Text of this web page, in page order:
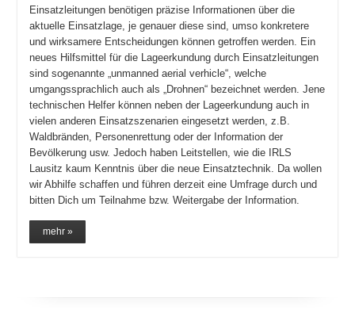
Einsatzleitungen benötigen präzise Informationen über die
aktuelle Einsatzlage, je genauer diese sind, umso konkretere
und wirksamere Entscheidungen können getroffen werden. Ein
neues Hilfsmittel für die Lageerkundung durch Einsatzleitungen
sind sogenannte „unmanned aerial verhicle“, welche
umgangssprachlich auch als „Drohnen“ bezeichnet werden. Jene
technischen Helfer können neben der Lageerkundung auch in
vielen anderen Einsatzszenarien eingesetzt werden, z.B.
Waldbränden, Personenrettung oder der Information der
Bevölkerung usw. Jedoch haben Leitstellen, wie die IRLS
Lausitz kaum Kenntnis über die neue Einsatztechnik. Da wollen
wir Abhilfe schaffen und führen derzeit eine Umfrage durch und
bitten Dich um Teilnahme bzw. Weitergabe der Information.
mehr »